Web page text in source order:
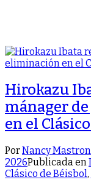
Hirokazu
mánager
en el
PorNancy
2026Publicada en
Clásico de Béisbol,